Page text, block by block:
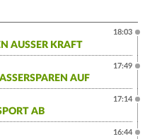
AUSSER KRAFT
18:03
AUF
17:49
AB
17:14
16:44